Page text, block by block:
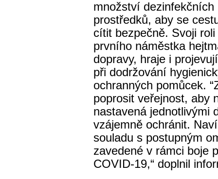
množství dezinfekčních
prostředků, aby se
cítit bezpečně. Svoji
prvního náměstka
dopravy, hraje i
při dodržování
ochranných pomůcek.
poprosit veřejnost, aby
nastavená jednotlivými
vzájemně ochránit.
souladu s postupným
zavedené v rámci boje
COVID-19,“ doplnil